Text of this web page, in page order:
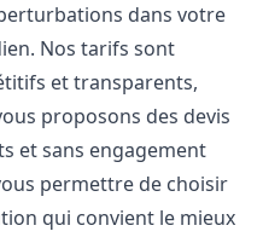
dans votre
Nos tarifs sont
et transparents,
proposons des devis
et sans engagement
permettre de choisir
qui convient le mieux